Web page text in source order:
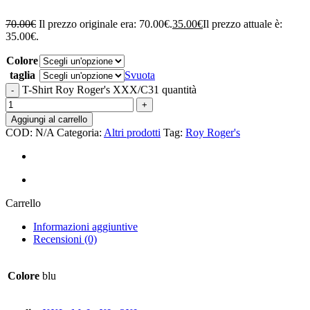
70.00€ Il prezzo originale era: 70.00€.35.00€Il prezzo attuale è:
35.00€.
Colore
taglia
Svuota
T-Shirt Roy Roger's XXX/C31 quantità
Aggiungi al carrello
COD: N/A Categoria: Altri prodotti Tag: Roy Roger's
Carrello
Informazioni aggiuntive
Recensioni (0)
Colore blu